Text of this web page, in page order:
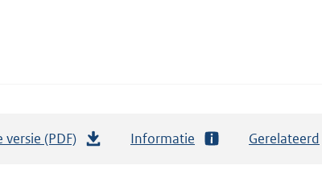
(PDF) Informatie Gerelateerd